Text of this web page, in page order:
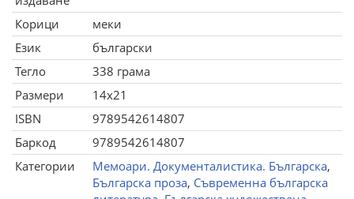
Корици
меки
Език
български
Тегло
338 грама
Размери
14x21
ISBN
9789542614807
Баркод
9789542614807
Категории
Мемоари. Документалистика. Българска,
Българска проза, Съвременна българска